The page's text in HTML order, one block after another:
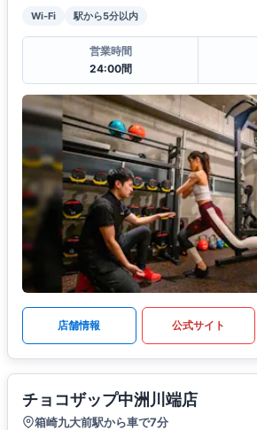
Wi-Fi 駅から5分以内
営業時間
24:00間
店舗情報 公式サイト
チョコザップ中洲川端店
箱崎九大前駅から車で7分